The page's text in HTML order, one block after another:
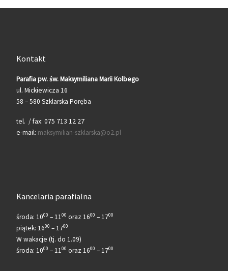
Kontakt
Parafia pw. św. Maksymiliana Marii Kolbego
ul. Mickiewicza 16
58 – 580 Szklarska Poręba
tel. / fax: 075 713 12 27
e-mail: maksymilian-szklarska@o2.pl
Kancelaria parafialna
środa: 1000 – 1100 oraz 1600 – 1700
piątek: 1600 – 1700
W wakacje (tj. do 1.09)
środa: 1000 – 1100 oraz 1600 – 1700